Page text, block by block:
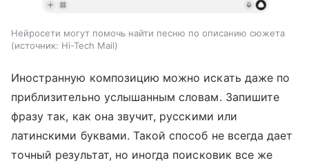
Нейросети могут помочь найти песню по описанию сюжета
источник: Hi-Tech Mail
Иностранную композицию можно искать даже по
приблизительно услышанным словам. Запишите
фразу так, как она звучит, русскими или
латинскими буквами. Такой способ не всегда дает
точный результат, но иногда поисковик все же